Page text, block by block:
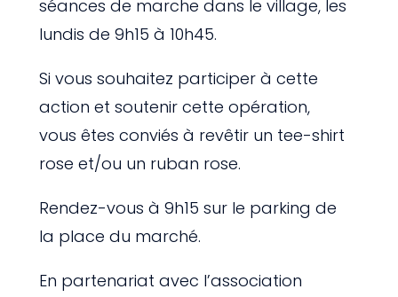
séances de marche dans le village, les
lundis de 9h15 à 10h45.
Si vous souhaitez participer à cette
action et soutenir cette opération,
vous êtes conviés à revêtir un tee-shirt
rose et/ou un ruban rose.
Rendez-vous à 9h15 sur le parking de
la place du marché.
En partenariat avec l’association